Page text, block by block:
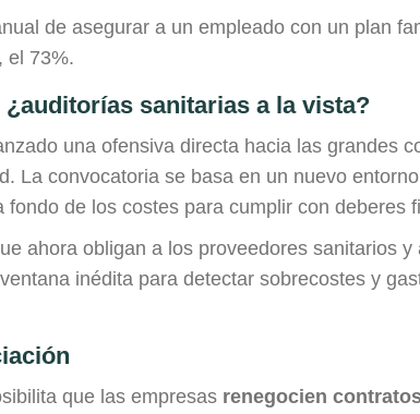
de asegurar a un empleado con un plan
el 73%.
sanitarias a la vista?
una ofensiva directa hacia las grandes
La convocatoria se basa en un nuevo
de los costes para cumplir con deberes
ahora obligan a los proveedores sanitarios
inédita para detectar sobrecostes y
que las empresas renegocien